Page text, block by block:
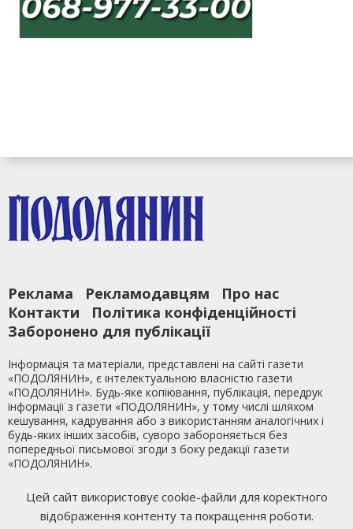
Реклама Рекламодавцям
Про нас
Контакти
Політика конфіденційності
Заборонено для публікації
Інформація та матеріали, представлені на сайті газети
«ПОДОЛЯНИН», є інтелектуальною власністю газети
«ПОДОЛЯНИН». Будь-яке копіювання, публікація, передрук
інформації з газети «ПОДОЛЯНИН», у тому числі шляхом
кешування, кадрування або з використанням аналогічних і
будь-яких інших засобів, суворо забороняється без
попередньої письмової згоди з боку редакції газети
«ПОДОЛЯНИН».
Ми у Facebook
Цей сайт використовує cookie-файли для коректного
відображення контенту та покращення роботи.